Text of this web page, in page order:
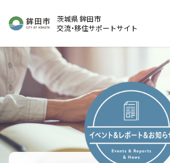
茨城県 鉾田市
交流・移住サポートサイト